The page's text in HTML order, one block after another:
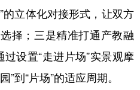
立体化对接形式，让双方
择；三是精准打通产教融
设置“走进片场”实景观摩
到“片场”的适应周期。